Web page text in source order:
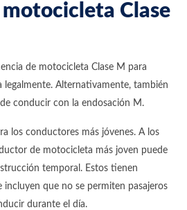
motocicleta Clase
de motocicleta Clase M para
Alternativamente, también
conducir con la endosación M.
los conductores más jóvenes. A los
de motocicleta más joven puede
temporal. Estos tienen
incluyen que no se permiten pasajeros
durante el día.